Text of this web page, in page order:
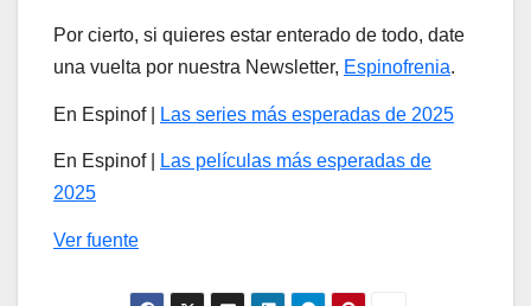
Por cierto, si quieres estar enterado de todo, date
una vuelta por nuestra Newsletter, Espinofrenia.
En Espinof | Las series más esperadas de 2025
En Espinof |
Las películas más esperadas de
2025
Ver fuente